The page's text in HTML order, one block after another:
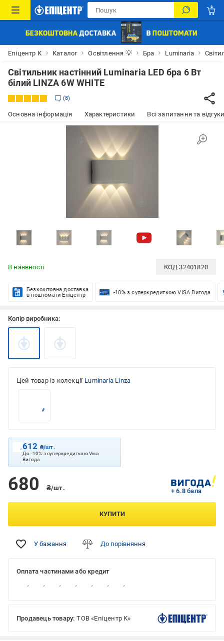
Епіцентр К Каталог Освітлення 💡 Бра Luminaria
Світильник настінний Luminaria LED бра 6 Вт
білий LINZA 6W WHITE
8
Основна інформація Характеристики Всі запитання та
В наявності КОД32401820
Безкоштовна доставка
в поштомати Епіцентр
-10% з суперкредиткою VISA Вигода
Колір виробника:
Цей товар із колекції Luminaria Linza
612 ₴/шт.
До -10% з суперкредиткою Visa
Вигода
680 ₴/шт. + 6.8 бала
КУПИТИ
У бажання До порівняння
Оплата частинами або кредит
Продавець товару: ТОВ «Епіцентр К»